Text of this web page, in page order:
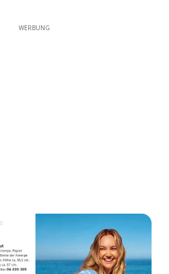
WERBUNG